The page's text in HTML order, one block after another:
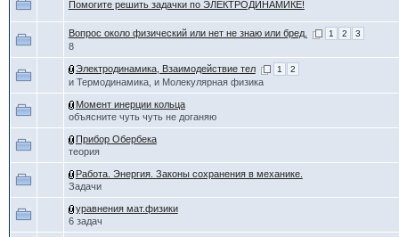
Помогите решить задачки по ЭЛЕКТРОДИНАМИКЕ!
Вопрос около физический или нет не знаю или бред. 1 2 3
8
Электродинамика, Взаимодействие тел 1 2
и Термодинамика, и Молекулярная физика
Момент инерции кольца
объясните чуть чуть не доганяю
Прибор Обербека
теория
Работа. Энергия. Законы сохранения в механике.
Задачи
уравнения мат.физики
6 задач